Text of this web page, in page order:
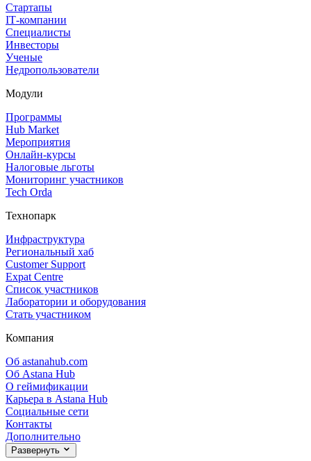
Стартапы
IT‑компании
Специалисты
Инвесторы
Ученые
Недропользователи
Модули
Программы
Hub Market
Мероприятия
Онлайн‑курсы
Налоговые льготы
Мониторинг участников
Tech Orda
Технопарк
Инфраструктура
Региональный хаб
Customer Support
Expat Centre
Список участников
Лаборатории и оборудования
Стать участником
Компания
Об astanahub.com
Об Astana Hub
О геймификации
Карьера в Astana Hub
Социальные сети
Контакты
Дополнительно
Развернуть